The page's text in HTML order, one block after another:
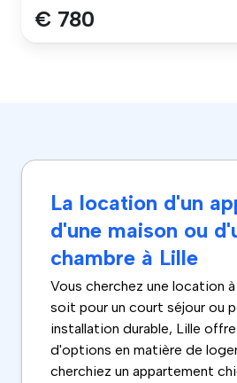
€ 780
La location d'un
d'une maison ou
chambre à Lille
Vous cherchez une location
soit pour un court séjour ou
installation durable, Lille
d'options en matière de
cherchiez un appartement